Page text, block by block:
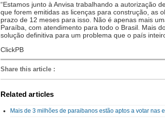
“Estamos junto à Anvisa trabalhando a autorização
que forem emitidas as licenças para construção, as
prazo de 12 meses para isso. Não é apenas mais
Paraíba, com atendimento para todo o Brasil. Mais
solução definitiva para um problema que o país
ClickPB
Share this article :
Related articles
Mais de 3 milhões de paraibanos estão aptos a votar nas